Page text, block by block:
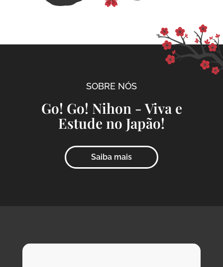
SOBRE NÓS
Go! Go! Nihon - Viva e
Estude no Japão!
Saiba mais